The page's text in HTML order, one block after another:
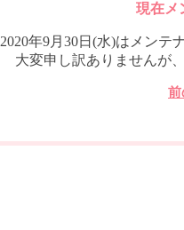
現在メ
2020年9月30日(水)はメンテ
大変申し訳ありませんが
前